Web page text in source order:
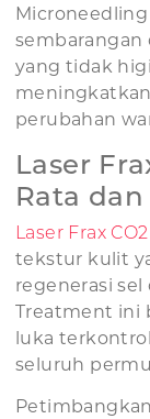
sembarangan
yang tidak
perubahan
Laser
Rata
Laser Frax CO2
tekstur kulit
regenerasi
Treatment ini
luka
seluruh